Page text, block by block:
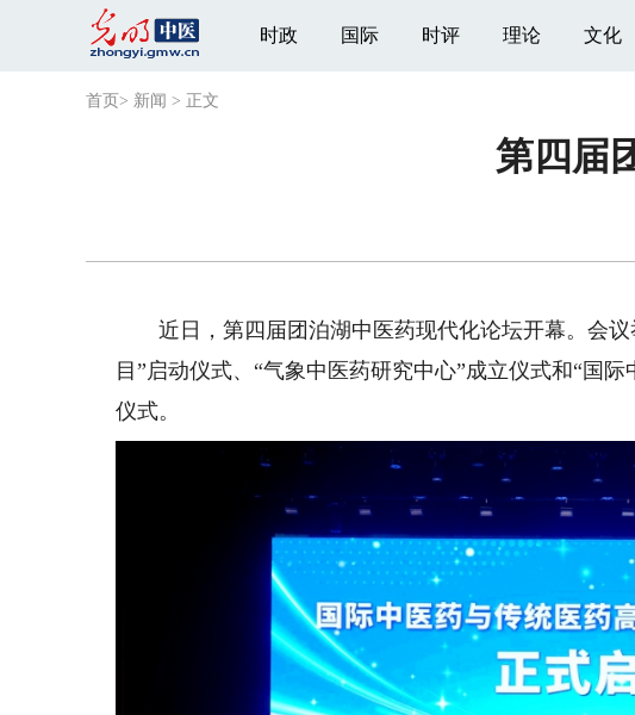
时政 国际 时评 理论 文化
首页 > 新闻 > 正文
第四届
近日，第四届团泊湖中医药现代化论坛开幕。会议
目”启动仪式、“气象中医药研究中心”成立仪式和“国
仪式。